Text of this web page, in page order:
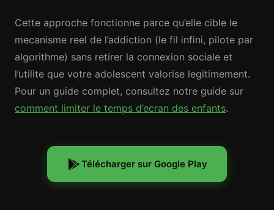
Cette approche fonctionne parce qu’elle cible le
mecanisme reel de l’addiction (le fil infini, pilote par
algorithme) sans retirer la connexion sociale et
l’utilite que votre adolescent valorise legitimement.
Pour un guide complet, consultez notre guide sur
comment limiter le temps d’ecran des enfants.
Télécharger sur Google Play